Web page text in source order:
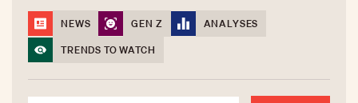
NEWS GEN Z
ANALYSES
TRENDS TO WATCH